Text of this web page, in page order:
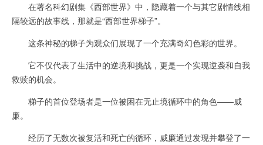
在著名科幻剧集《西部世界》中，隐藏着一个与其它剧情线相
隔较远的故事线，那就是“西部世界梯子”。
这条神秘的梯子为观众们展现了一个充满奇幻色彩的世界。
它不仅代表了生活中的逆境和挑战，更是一个实现逆袭和自我
救赎的机会。
梯子的首位登场者是一位被困在无止境循环中的角色——威
廉。
经历了无数次被复活和死亡的循环，威廉通过发现并攀登了一